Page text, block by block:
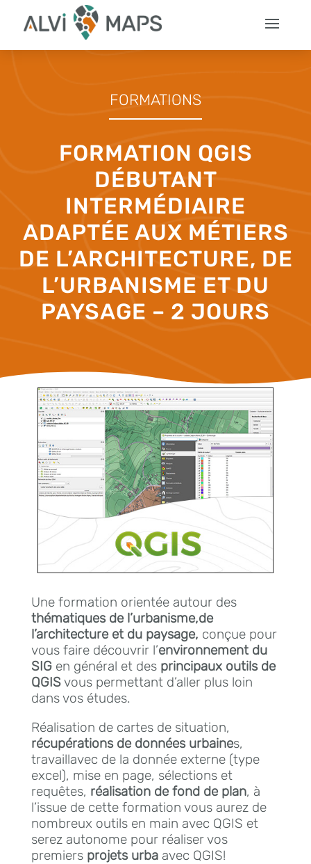
FORMATIONS
FORMATION QGIS
DÉBUTANT
INTERMÉDIAIRE
ADAPTÉE AUX MÉTIERS
DE L’ARCHITECTURE, DE
L’URBANISME ET DU
PAYSAGE – 2 JOURS
Une formation orientée autour des
thématiques de l’urbanisme,de
l’architecture et du paysage, conçue pour
vous faire découvrir l’environnement du
SIGen général et des principaux outils de
QGISvous permettant d’aller plus loin
dans vos études.
Réalisation de cartes de situation,
récupérations de données urbaines,
travaillavec de la donnée externe (type
excel), mise en page, sélections et
requêtes, réalisation de fond de plan, à
l’issue de cette formation vous aurez de
nombreux outils en main avec QGIS et
serez autonome pour réaliser vos
premiers projets urbaavec QGIS!